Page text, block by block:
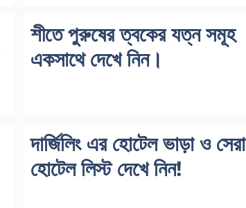
শীতে পুরুষের ত্বকের যত্ন সমূহ
একসাথে দেখে নিন।
দার্জিলিং এর হোটেল ভাড়া ও সেরা
হোটেল লিস্ট দেখে নিন!